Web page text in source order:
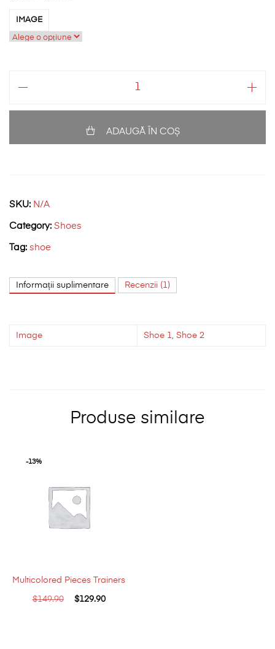
IMAGE
Cute
ADAUGĂ ÎN COȘ
SKU: N/A
Category: Shoes
Tag: shoe
Informații suplimentare Recenzii (1)
Image Shoe 1, Shoe 2
Produse similare
-13%
Multicolored Pieces Trainers
$149.90 $129.90